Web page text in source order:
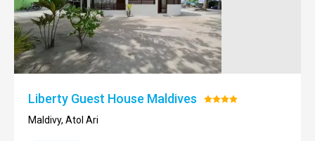
Liberty Guest House Maldives Hodnotenie:
Maldivy, Atol Ari